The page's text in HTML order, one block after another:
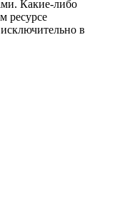
Какие-либо
ресурсе
в